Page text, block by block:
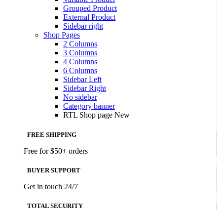
Grouped Product
External Product
Sidebar right
Shop Pages
2 Columns
3 Columns
4 Columns
6 Columns
Sidebar Left
Sidebar Right
No sidebar
Category banner
RTL Shop page New
FREE SHIPPING
Free for $50+ orders
BUYER SUPPORT
Get in touch 24/7
TOTAL SECURITY